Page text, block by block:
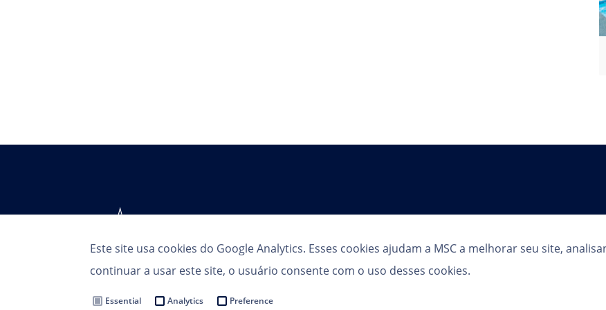
Este site usa cookies do Google Analytics. Esses cookies ajudam a MSC a melhorar seu site,
continuar a usar este site, o usuário consente com o uso desses cookies.
Essential Analytics Preference
Siga-nos